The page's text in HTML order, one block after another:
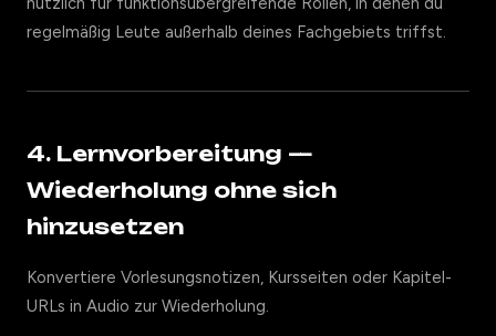
regelmäßig Leute außerhalb deines Fachgebiets triffst.
4. Lernvorbereitung —
Wiederholung ohne sich
hinzusetzen
Konvertiere Vorlesungsnotizen, Kursseiten oder Kapitel-
URLs in Audio zur Wiederholung.